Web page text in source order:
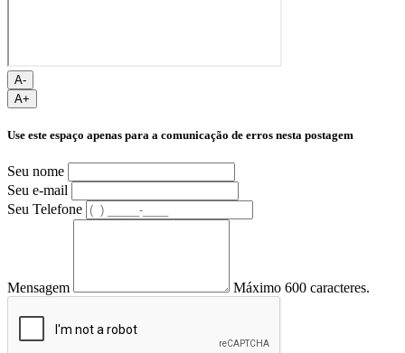
A-
A+
Use este espaço apenas para a comunicação de erros nesta postagem
Seu nome
Seu e-mail
Seu Telefone
Mensagem Máximo 600 caracteres.